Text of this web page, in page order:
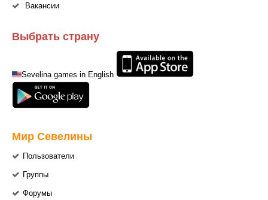
Вакансии
Выбрать страну
Sevelina games in English
Мир Севелины
Пользователи
Группы
Форумы